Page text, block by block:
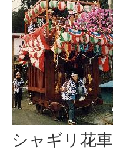
シャギリ花車